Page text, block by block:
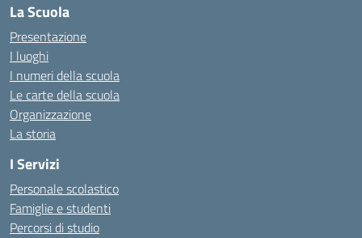
La Scuola
Presentazione
I luoghi
I numeri della scuola
Le carte della scuola
Organizzazione
La storia
I Servizi
Personale scolastico
Famiglie e studenti
Percorsi di studio